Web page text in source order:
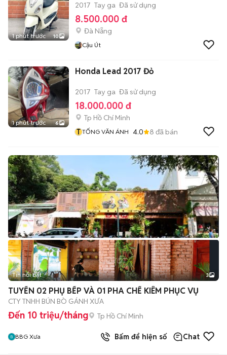
1 phút trước 10
2017 Tay ga Đã sử dụng
8.500.000 đ
Đà Nẵng
Cậu Út
1 phút trước 6
Honda Lead 2017 Đỏ
2017 Tay ga Đã sử dụng
18.000.000 đ
Tp Hồ Chí Minh
T TỐNG VĂN ÁNH 4.0 8 đã bán
Tin nổi bật 3
TUYỂN 02 PHỤ BẾP VÀ 01 PHA CHẾ KIÊM PHỤC VỤ
CTY TNHH BÚN BÒ GÁNH XƯA
Đến 10 triệu/tháng Tp Hồ Chí Minh
BBG Xưa Bấm để hiện số Chat